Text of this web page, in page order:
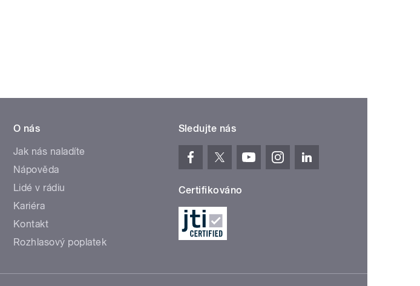
O nás
Jak nás naladíte
Nápověda
Lidé v rádiu
Kariéra
Kontakt
Rozhlasový poplatek
Sledujte nás
Certifikováno